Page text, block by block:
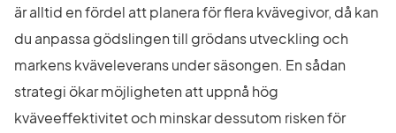
är alltid en fördel att planera för flera kvävegivor, då kan
du anpassa gödslingen till grödans utveckling och
markens kväveleverans under säsongen. En sådan
strategi ökar möjligheten att uppnå hög
kväveeffektivitet och minskar dessutom risken för